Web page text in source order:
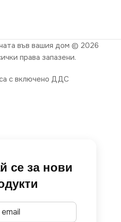
във вашия дом © 2026
права запазени.
с включено ДДС
се за нови